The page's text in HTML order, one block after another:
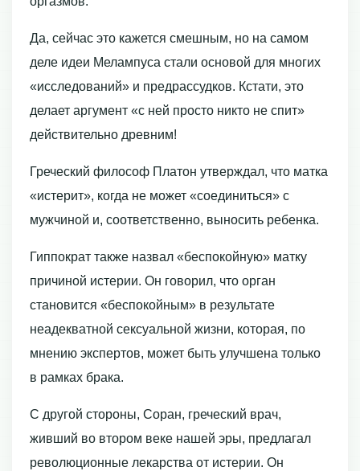
Да, сейчас это кажется смешным, но на самом
деле идеи Мелампуса стали основой для многих
«исследований» и предрассудков. Кстати, это
делает аргумент «с ней просто никто не спит»
действительно древним!
Греческий философ Платон утверждал, что матка
«истерит», когда не может «соединиться» с
мужчиной и, соответственно, выносить ребенка.
Гиппократ также назвал «беспокойную» матку
причиной истерии. Он говорил, что орган
становится «беспокойным» в результате
неадекватной сексуальной жизни, которая, по
мнению экспертов, может быть улучшена только
в рамках брака.
С другой стороны, Соран, греческий врач,
живший во втором веке нашей эры, предлагал
революционные лекарства от истерии. Он